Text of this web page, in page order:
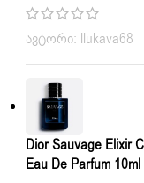
ავტორი: llukava68
Dior Sauvage Elixir
Eau De Parfum 10ml